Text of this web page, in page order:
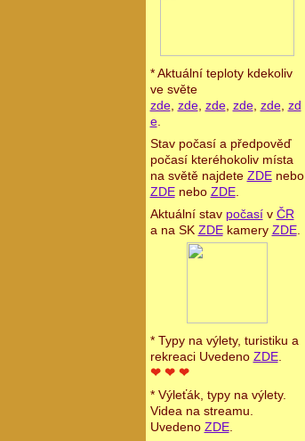
* Aktuální teploty kdekoliv
ve světe
zde, zde, zde, zde, zde, zd
e.
Stav počasí a předpověď
počasí kteréhokoliv místa
na světě najdete ZDEnebo
ZDEnebo ZDE.
Aktuální stav počasív ČR
a na SK ZDEkamery ZDE.
* Typy na výlety, turistiku a
rekreaci Uvedeno ZDE.
❤ ❤ ❤
* Výleťák, typy na výlety.
Videa na streamu.
Uvedeno ZDE.